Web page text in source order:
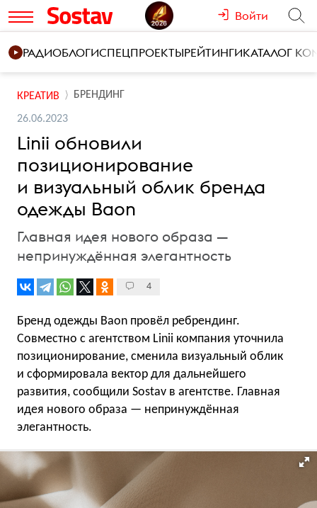
Войти
РАДИОБЛОГИСПЕЦПРОЕКТЫРЕЙТИНГИКАТАЛОГ
КРЕАТИВ БРЕНДИНГ
26.06.2023
Linii обновили
позиционирование
и визуальный облик бренда
одежды Baon
Главная идея нового образа —
непринуждённая элегантность
4
Бренд одежды Baon провёл ребрендинг.
Совместно с агентством Linii компания уточнила
позиционирование, сменила визуальный облик
и сформировала вектор для дальнейшего
развития, сообщили Sostav в агентстве. Главная
идея нового образа — непринуждённая
элегантность.